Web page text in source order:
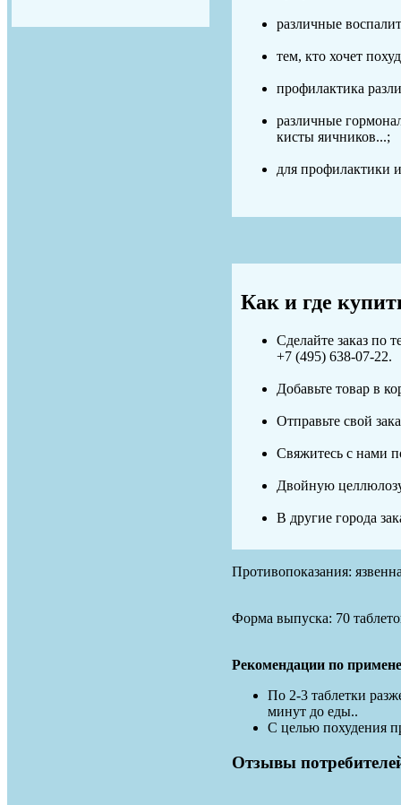
различные
тем, кто хочет
профилактика
различные
кисты яичников...;
для профилактики
Как и где
Сделайте заказ по
+7 (495) 638-07-22.
Добавьте товар в
Отправьте свой
Свяжитесь с нами
Двойную
В другие города
Противопоказания:
Форма выпуска: 70
Рекомендации по
По 2-3 таблетки
минут до еды..
С целью похудения
Отзывы